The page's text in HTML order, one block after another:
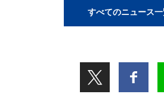
すべてのニュース